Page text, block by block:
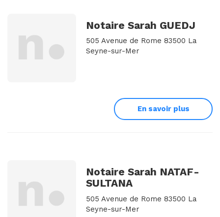
Notaire Sarah GUEDJ
505 Avenue de Rome 83500 La
Seyne-sur-Mer
En savoir plus
Notaire Sarah NATAF-
SULTANA
505 Avenue de Rome 83500 La
Seyne-sur-Mer